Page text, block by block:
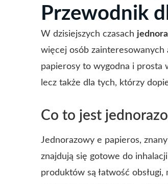
Przewodnik
W dzisiejszych czasach
więcej osób zainteresowanych
papierosy to wygodna i prosta
lecz także dla tych, którzy
Co to jest
Jednorazowy e papieros,
znajdują się gotowe do
produktów są łatwość